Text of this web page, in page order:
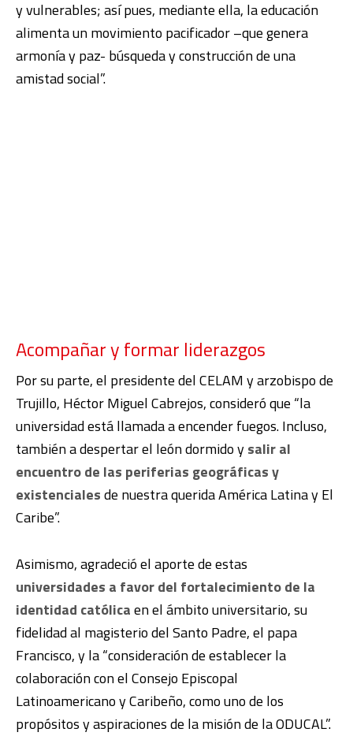
y vulnerables; así pues, mediante ella, la educación
alimenta un movimiento pacificador –que genera
armonía y paz- búsqueda y construcción de una
amistad social”.
Acompañar y formar liderazgos
Por su parte, el presidente del CELAM y arzobispo de
Trujillo, Héctor Miguel Cabrejos, consideró que “la
universidad está llamada a encender fuegos. Incluso,
también a despertar el león dormido ysalir al
encuentro de las periferias geográficas y
existencialesde nuestra querida América Latina y El
Caribe”.
Asimismo, agradeció el aporte de estas
universidades a favor del fortalecimiento de la
identidad católicaen el ámbito universitario, su
fidelidad al magisterio del Santo Padre, el papa
Francisco, y la “consideración de establecer la
colaboración con el Consejo Episcopal
Latinoamericano y Caribeño, como uno de los
propósitos y aspiraciones de la misión de la ODUCAL”.